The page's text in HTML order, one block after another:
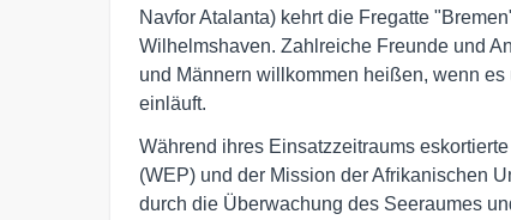
Navfor Atalanta) kehrt die Fregatte
Wilhelmshaven. Zahlreiche Freunde und
und Männern willkommen heißen, wenn
einläuft.
Während ihres Einsatzzeitraums
(WEP) und der Mission der Afrikanischen
durch die Überwachung des Seeraumes